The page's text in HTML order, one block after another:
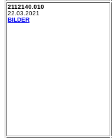
2112140.010
22.03.2021
BILDER